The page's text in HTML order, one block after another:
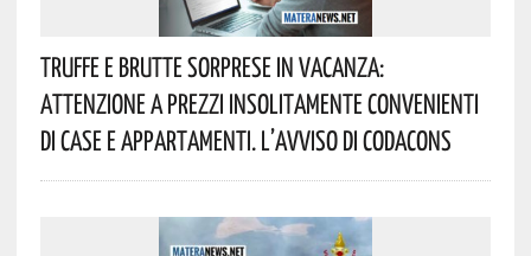
Truffe E Brutte Sorprese In Vacanza:
Attenzione A Prezzi Insolitamente Convenienti
Di Case E Appartamenti. L’avviso Di Codacons